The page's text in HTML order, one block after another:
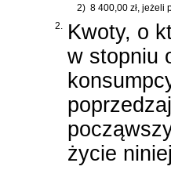
2) 8 400,00 zł, jeżeli
2. Kwoty, o
w stopniu
życie